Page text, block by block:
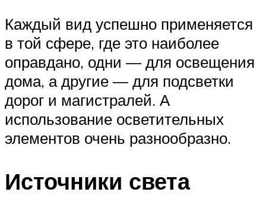
Каждый вид успешно применяется
в той сфере, где это наиболее
оправдано, одни — для освещения
дома, а другие — для подсветки
дорог и магистралей. А
использование осветительных
элементов очень разнообразно.
Источники света